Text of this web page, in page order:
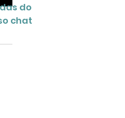
do
chat